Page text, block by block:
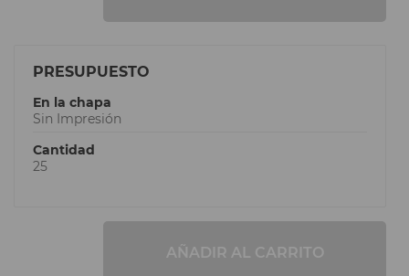
PRESUPUESTO
En la chapa
Sin Impresión
Cantidad
25
AÑADIR AL CARRITO